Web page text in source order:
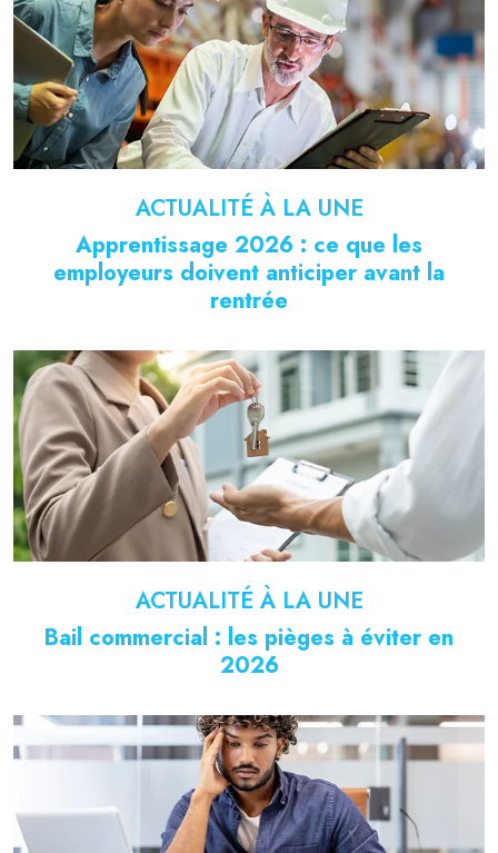
ACTUALITÉ À LA UNE
Apprentissage 2026 : ce que les
employeurs doivent anticiper avant la
rentrée
ACTUALITÉ À LA UNE
Bail commercial : les pièges à éviter en
2026